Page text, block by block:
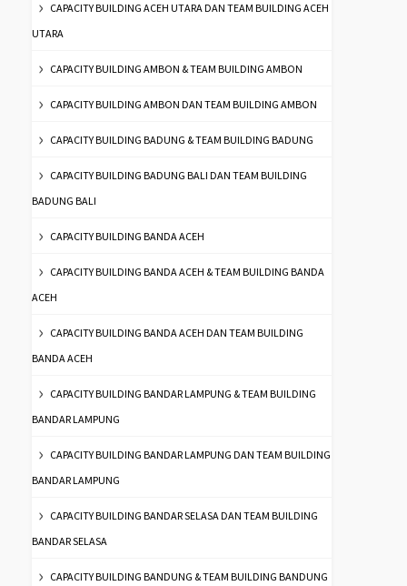
CAPACITY BUILDING ACEH UTARA DAN TEAM BUILDING ACEH
UTARA
CAPACITY BUILDING AMBON & TEAM BUILDING AMBON
CAPACITY BUILDING AMBON DAN TEAM BUILDING AMBON
CAPACITY BUILDING BADUNG & TEAM BUILDING BADUNG
CAPACITY BUILDING BADUNG BALI DAN TEAM BUILDING
BADUNG BALI
CAPACITY BUILDING BANDA ACEH
CAPACITY BUILDING BANDA ACEH & TEAM BUILDING BANDA
ACEH
CAPACITY BUILDING BANDA ACEH DAN TEAM BUILDING
BANDA ACEH
CAPACITY BUILDING BANDAR LAMPUNG & TEAM BUILDING
BANDAR LAMPUNG
CAPACITY BUILDING BANDAR LAMPUNG DAN TEAM BUILDING
BANDAR LAMPUNG
CAPACITY BUILDING BANDAR SELASA DAN TEAM BUILDING
BANDAR SELASA
CAPACITY BUILDING BANDUNG & TEAM BUILDING BANDUNG